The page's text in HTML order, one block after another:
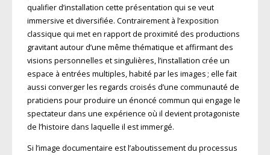
qualifier d’installation cette présentation qui se veut
immersive et diversifiée. Contrai­re­ment à l’exposition
classique qui met en rapport de proximité des productions
gravitant autour d’une même thématique et affir­mant des
visions personnelles et singulières, l’installation crée un
espace à entrées multiples, habité par les images ; elle fait
aussi converger les regards croisés d’une communauté de
praticiens pour produire un énoncé commun qui engage le
spectateur dans une expérience où il devient protagoniste
de l’histoire dans laquelle il est immergé.
Si l’image documentaire est l’aboutissement du processus